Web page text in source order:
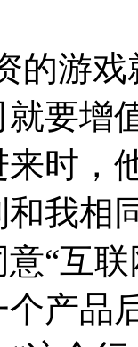
游戏
就要增
时，
我相
“互
产品